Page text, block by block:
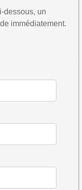
dessous, un
immédiatement.